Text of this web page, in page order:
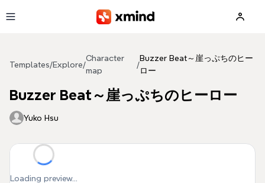
Templates/Explore/
Character
map
/
Buzzer Beat～崖っぷちのヒー
ロー
Buzzer Beat～崖っぷちのヒーロー
Yuko Hsu
Loading preview...